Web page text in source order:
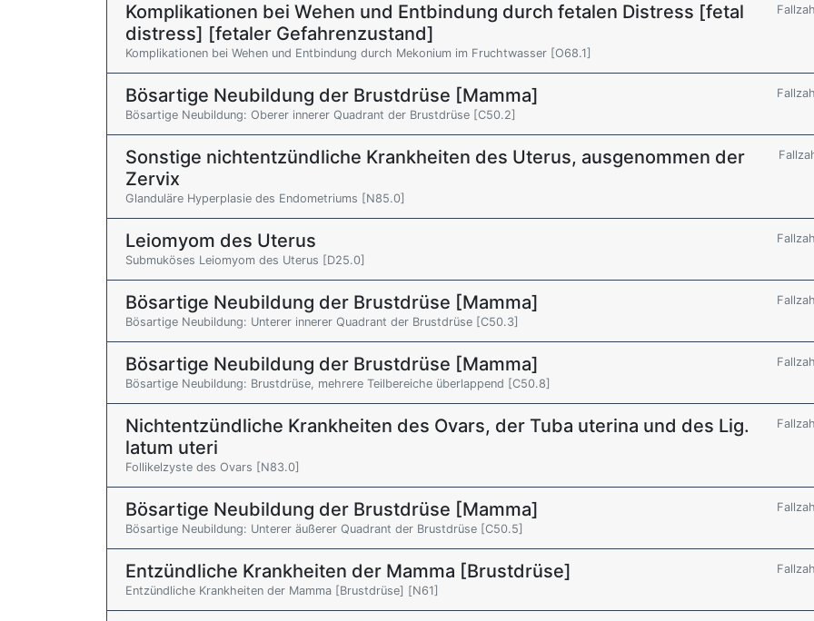
Komplikationen bei Wehen und Entbindung durch fetalen Distress [fetal
distress] [fetaler Gefahrenzustand]
Komplikationen bei Wehen und Entbindung durch Mekonium im Fruchtwasser [O68.1]
Bösartige Neubildung der Brustdrüse [Mamma]
Bösartige Neubildung: Oberer innerer Quadrant der Brustdrüse [C50.2]
Sonstige nichtentzündliche Krankheiten des Uterus, ausgenommen der
Zervix
Glanduläre Hyperplasie des Endometriums [N85.0]
Leiomyom des Uterus
Submuköses Leiomyom des Uterus [D25.0]
Bösartige Neubildung der Brustdrüse [Mamma]
Bösartige Neubildung: Unterer innerer Quadrant der Brustdrüse [C50.3]
Bösartige Neubildung der Brustdrüse [Mamma]
Bösartige Neubildung: Brustdrüse, mehrere Teilbereiche überlappend [C50.8]
Nichtentzündliche Krankheiten des Ovars, der Tuba uterina und des Lig.
latum uteri
Follikelzyste des Ovars [N83.0]
Bösartige Neubildung der Brustdrüse [Mamma]
Bösartige Neubildung: Unterer äußerer Quadrant der Brustdrüse [C50.5]
Entzündliche Krankheiten der Mamma [Brustdrüse]
Entzündliche Krankheiten der Mamma [Brustdrüse] [N61]